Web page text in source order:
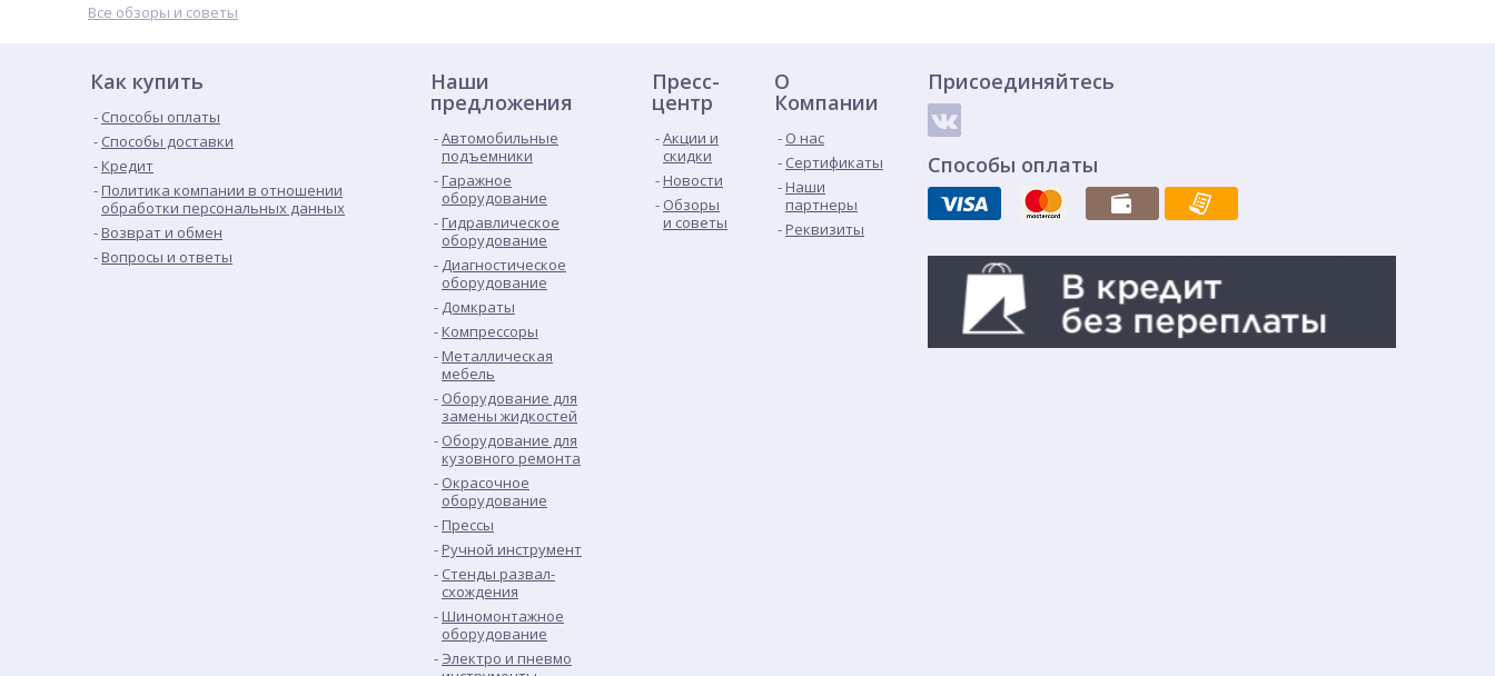
Все обзоры и советы
Как купить
Способы оплаты
Способы доставки
Кредит
Политика компании в отношении
обработки персональных данных
Возврат и обмен
Вопросы и ответы
Наши
предложения
Автомобильные
подъемники
Гаражное
оборудование
Гидравлическое
оборудование
Диагностическое
оборудование
Домкраты
Компрессоры
Металлическая
мебель
Оборудование для
замены жидкостей
Оборудование для
кузовного ремонта
Окрасочное
оборудование
Прессы
Ручной инструмент
Стенды развал-
схождения
Шиномонтажное
оборудование
Электро и пневмо
Пресс-
центр
Акции и
скидки
Новости
Обзоры
и советы
О
Компании
О нас
Сертификаты
Наши
партнеры
Реквизиты
Присоединяйтесь
Способы оплаты